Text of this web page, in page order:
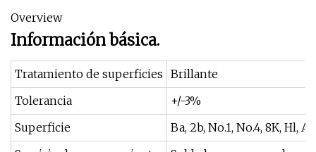
Overview
Información básica.
Tratamiento de superficies Brillante
Tolerancia
+/-3%
Superficie
Ba, 2b, No.1, No.4, 8K, Hl,